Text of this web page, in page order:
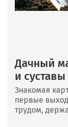
Дачный
и
Знакомая
первые
трудом,